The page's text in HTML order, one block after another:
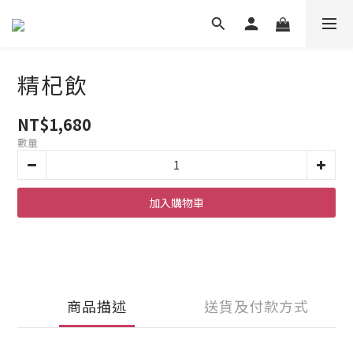
精杞飲
NT$1,680
數量
加入購物車
商品描述 送貨及付款方式